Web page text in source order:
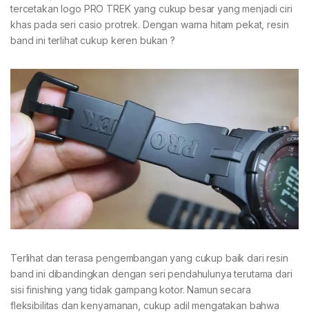
tercetakan logo PRO TREK yang cukup besar yang menjadi ciri
khas pada seri casio protrek. Dengan warna hitam pekat, resin
band ini terlihat cukup keren bukan ?
Terlihat dan terasa pengembangan yang cukup baik dari resin
band ini dibandingkan dengan seri pendahulunya terutama dari
sisi finishing yang tidak gampang kotor. Namun secara
fleksibilitas dan kenyamanan, cukup adil mengatakan bahwa